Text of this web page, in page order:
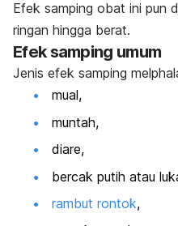
Efek samping obat ini pun
ringan hingga berat.
Efek samping umum
Jenis efek samping
mual,
muntah,
diare,
bercak putih atau
rambut rontok,